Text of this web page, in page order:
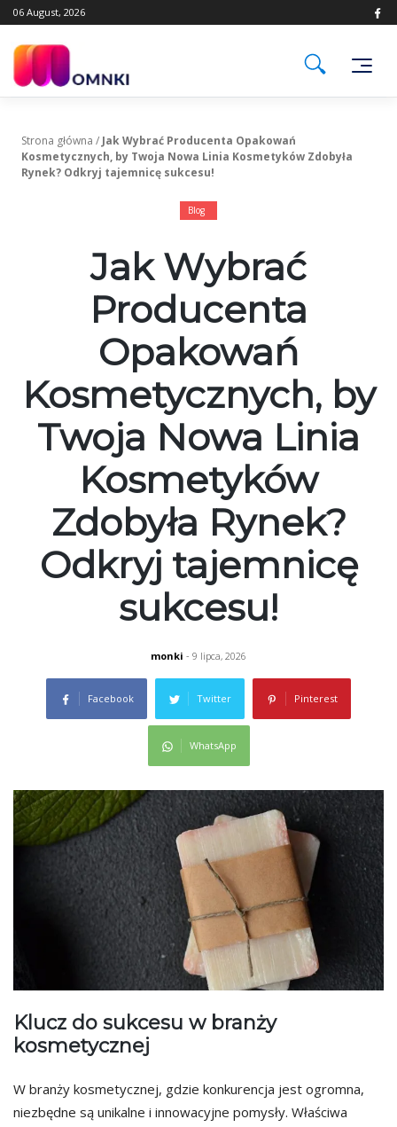
Skip
to
06 August, 2026
Strona główna / Jak Wybrać Producenta Opakowań
Kosmetycznych, by Twoja Nowa Linia Kosmetyków Zdobyła
Rynek? Odkryj tajemnicę sukcesu!
Blog
Jak Wybrać
Producenta
Opakowań
Kosmetycznych, by
Twoja Nowa Linia
Kosmetyków
Zdobyła Rynek?
Odkryj tajemnicę
sukcesu!
monki - 9 lipca, 2026
Facebook Twitter Pinterest
WhatsApp
Klucz do sukcesu w branży
kosmetycznej
W branży kosmetycznej, gdzie konkurencja jest ogromna,
niezbędne są unikalne i innowacyjne pomysły. Właściwa